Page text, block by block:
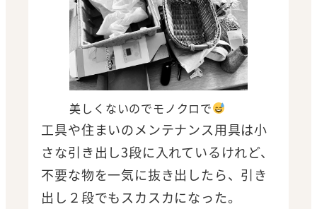
美しくないのでモノクロで
工具や住まいのメンテナンス用具は小
さな引き出し3段に入れているけれど、
不要な物を一気に抜き出したら、引き
出し２段でもスカスカになった。